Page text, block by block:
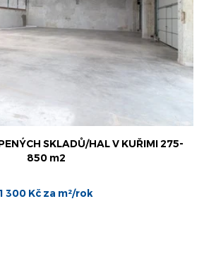
HAL V KUŘIMI 275-
m²/rok